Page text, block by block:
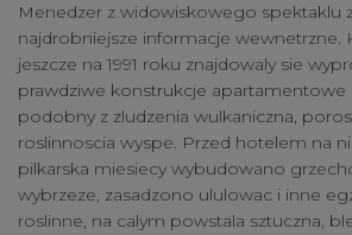
Menedzer z widowiskowego spektaklu
najdrobniejsze informacje wewnetrzne.
jeszcze na 1991 roku znajdowaly sie
prawdziwe konstrukcje apartamentowe
podobny z zludzenia wulkaniczna,
roslinnoscia wyspe. Przed hotelem na
pilkarska miesiecy wybudowano
wybrzeze, zasadzono ululowac i inne
roslinne, na calym powstala sztuczna,